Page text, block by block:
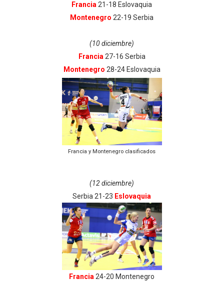
Francia 21-18 Eslovaquia
Montenegro 22-19 Serbia
(10 diciembre)
Francia 27-16 Serbia
Montenegro 28-24 Eslovaquia
Francia y Montenegro clasificados
(12 diciembre)
Serbia 21-23 Eslovaquia
Francia 24-20 Montenegro